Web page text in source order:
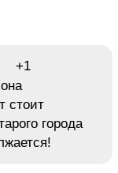
+1
стоит
города